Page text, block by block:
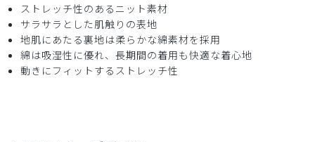
ご購入者様
購入確認済み
ストレッチ性のあるニット素材
サラサラとした肌触りの表地
地肌にあたる裏地は柔らかな綿素材を採用
綿は吸湿性に優れ、長期間の着用も快適な着心地
動きにフィットするストレッチ性